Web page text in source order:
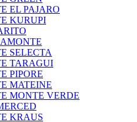
EL PAJARO
KURUPI
SELECTA
TARAGUI
PIPORE
MATEINE
MONTE VERDE
KRAUS